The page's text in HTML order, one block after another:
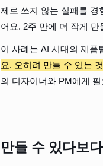
제로 쓰지 않는 실패를 경
어요. 2주 만에 더 작게
이 사례는 AI 시대의 제품
요. 오히려 만들 수 있는
의 디자이너와 PM에게
만들 수 있다보